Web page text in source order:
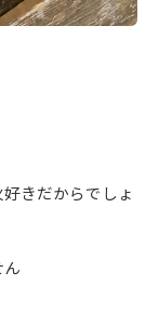
きだからでしょ